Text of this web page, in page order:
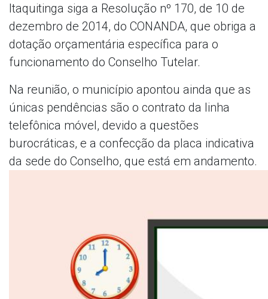
Itaquitinga siga a Resolução nº 170, de 10 de
dezembro de 2014, do CONANDA, que obriga a
dotação orçamentária específica para o
funcionamento do Conselho Tutelar.
Na reunião, o município apontou ainda que as
únicas pendências são o contrato da linha
telefônica móvel, devido a questões
burocráticas, e a confecção da placa indicativa
da sede do Conselho, que está em andamento.